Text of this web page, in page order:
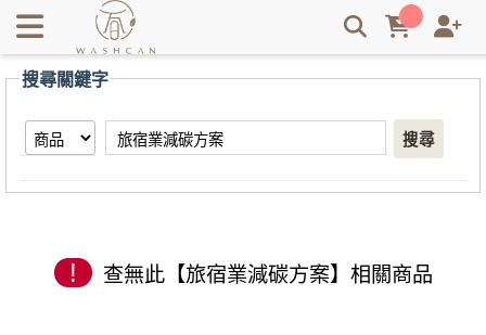
【旅宿業減碳方案】搜尋結果 | Washcan瓦士肯
搜尋關鍵字
搜尋
! 查無此【旅宿業減碳方案】相關商品